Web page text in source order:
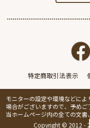
特定商取引法表示
モニターの設定や環境などに
場合がございますので、予めご
当ホームページ内の全ての文
Copyright © 2012 -